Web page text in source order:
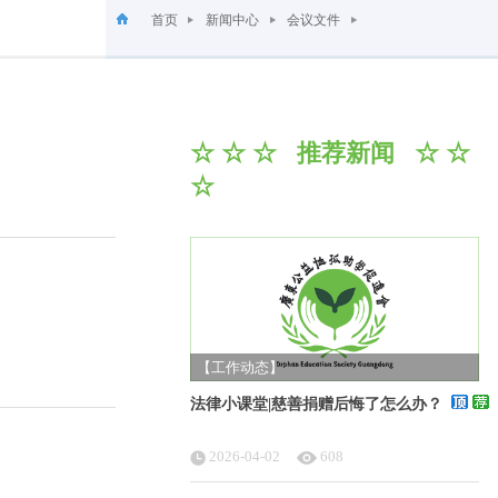
首页 新闻中心 会议文件
☆ ☆ ☆ 推荐新闻 ☆ ☆
☆
【工作动态】
法律小课堂|慈善捐赠后悔了怎么办？
2026-04-02 608